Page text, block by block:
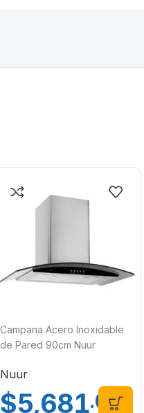
Campana Acero Inoxidable
de Pared 90cm Nuur
Nuur
$5,681.00